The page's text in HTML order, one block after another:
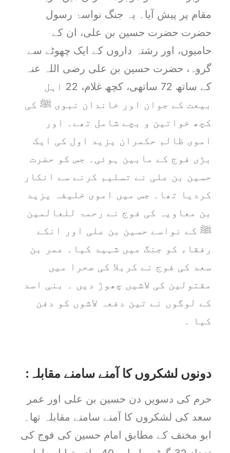
مقام پر پیش آیا۔ یہ جنگ نواسۂ رسول
حضرت حضرت حسین بن علی، ان کے
حامیوں، اور رشتہ داروں کے ایک چھوٹے سے
گروہ، حضرت حسین بن علی رضی اللہ عنہ
کے ساتھ 72 ساتھی، کچھ غلام، 22 اہل
بیعت کے جوان اور خاندان نبوی ﷺ کی
کچھ خواتین و بچے شامل تھے۔ اور
اموی ظالم حکمران یزید اول کی ایک
بڑی فوج کے مابین ہوئی۔ جس کو حضرت
حسین بن علی نے تسلیم کرنے سے انکار
کردیا تھا۔ جس میں اموی خلیفہ یزید
بن معاویہ کی فوج نے رحمۃ للعالمین
ﷺ کے نواسے حسین بن علی اور انکے
رفقاء کو جنگ میں شہید کیا۔ عمر بن
سعد کی فوج نے کربلا کی صحرا میں
مقتولین کی لاشیں چھوڑ دیں ۔ بنی اسد
کے لوگوں نے تین دفعہ لاشوں کو دفن
کیا ۔
دونوں لشکروں کا آمنے سامنے مقابلہ:
حرم کی دسویں دن حسین بن علی اور عمر
سعد کی لشکروں کا آمنے سامنے مقابلہ تھا۔
ابو مخنف کے مطابق امام حسین کی فوج کی